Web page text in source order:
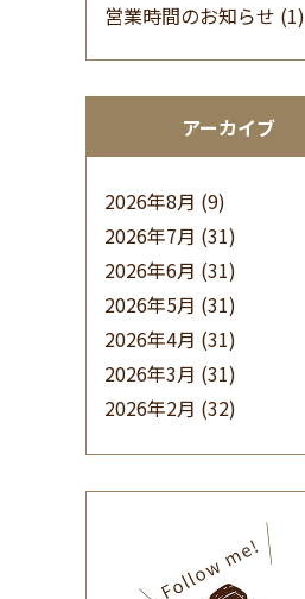
営業時間のお知らせ (1)
アーカイブ
2026年8月 (9)
2026年7月 (31)
2026年6月 (31)
2026年5月 (31)
2026年4月 (31)
2026年3月 (31)
2026年2月 (32)
(32)
2025年9月(30)